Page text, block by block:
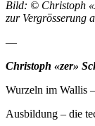
Bild: © Christoph
zur Vergrösserung
—
Christoph «zer»
Wurzeln im Wallis
Ausbildung – die